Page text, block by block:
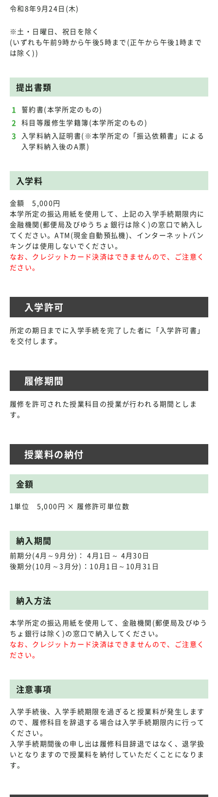
令和8年9月24日(木)
※土・日曜日、祝日を除く
(いずれも午前9時から午後5時まで(正午から午後1時まで
は除く))
提出書類
誓約書(本学所定のもの)
科目等履修生学籍簿(本学所定のもの)
入学料納入証明書(※本学所定の「振込依頼書」による
入学料納入後のA票)
入学料
金額 5,000円
本学所定の振込用紙を使用して、上記の入学手続期限内に
金融機関(郵便局及びゆうちょ銀行は除く)の窓口で納入し
てください。ATM(現金自動預払機)、インターネットバン
キングは使用しないでください。
なお、クレジットカード決済はできませんので、ご注意く
ださい。
入学許可
所定の期日までに入学手続を完了した者に「入学許可書」
を交付します。
履修期間
履修を許可された授業科目の授業が行われる期間としま
す。
授業料の納付
金額
1単位 5,000円 × 履修許可単位数
納入期間
前期分(4月～9月分)： 4月1日～ 4月30日
後期分(10月～3月分)：10月1日～10月31日
納入方法
本学所定の振込用紙を使用して、金融機関(郵便局及びゆう
ちょ銀行は除く)の窓口で納入してください。
なお、クレジットカード決済はできませんので、ご注意く
ださい。
注意事項
入学手続後、入学手続期限を過ぎると授業料が発生します
ので、履修科目を辞退する場合は入学手続期限内に行って
ください。
入学手続期間後の申し出は履修科目辞退ではなく、退学扱
いとなりますので授業料を納付していただくことになりま
す。